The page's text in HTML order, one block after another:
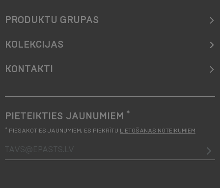
PRODUKTU GRUPAS
KOLEKCIJAS
KONTAKTI
PIETEIKTIES JAUNUMIEM *
* PIESAKOTIES JAUNUMIEM, ES PIEKRĪTU LIETOŠANAS NOTEIKUMIEM
tavs@epasts.lv